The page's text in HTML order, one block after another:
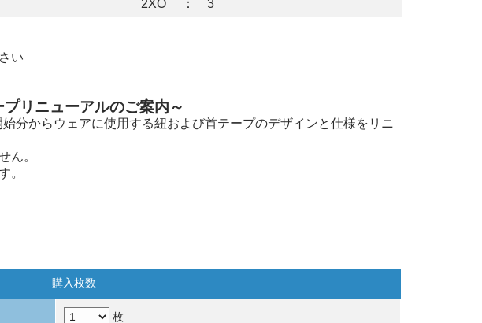
2XO ： 3
い
プリニューアルのご案内～
分からウェアに使用する紐および首テープのデザインと仕様をリニ
ん。
。
購入枚数
枚